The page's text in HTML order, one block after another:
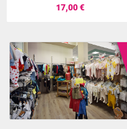
17,00 €Prezzo